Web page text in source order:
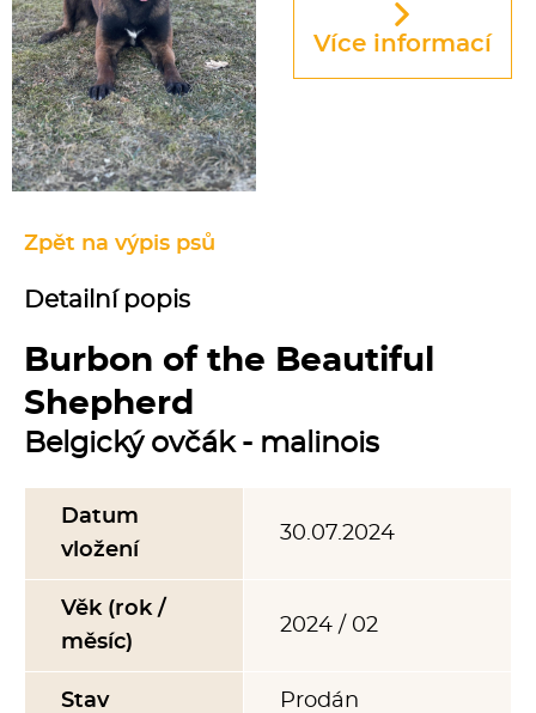
Více informací
Zpět na výpis psů
Burbon of the Beautiful
Shepherd
Belgický ovčák - malinois
Datum
vložení
30.07.2024
Věk (rok /
měsíc)
2024 / 02
Stav Prodán
Detailní popis